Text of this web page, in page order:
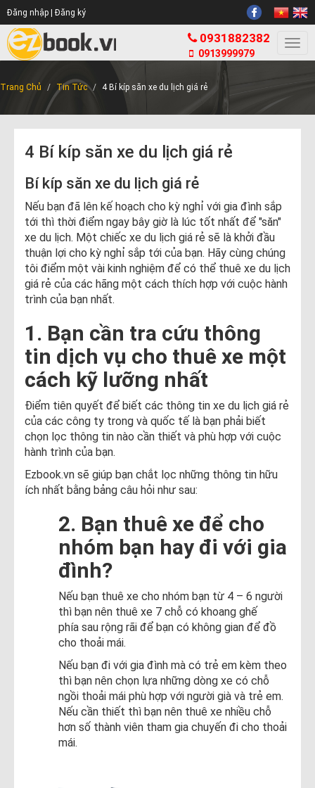
Đăng nhập | Đăng ký
0931882382
0913999979
Trang Chủ Tin Tức 4 Bí kíp săn xe du lịch giá rẻ
4 Bí kíp săn xe du lịch giá rẻ
Bí kíp săn xe du lịch giá rẻ
Nếu bạn đã lên kế hoạch cho kỳ nghỉ với gia đình sắp
tới thì thời điểm ngay bây giờ là lúc tốt nhất để "săn"
xe du lịch. Một chiếc xe du lịch giá rẻ sẽ là khởi đầu
thuận lợi cho kỳ nghỉ sắp tới của bạn. Hãy cùng chúng
tôi điểm một vài kinh nghiệm để có thể thuê xe du lịch
giá rẻ của các hãng một cách thích hợp với cuộc hành
trình của bạn nhất.
1. Bạn cần tra cứu thông
tin dịch vụ cho thuê xe một
cách kỹ lưỡng nhất
Điểm tiên quyết để biết các thông tin xe du lịch giá rẻ
của các công ty trong và quốc tế là bạn phải biết
chọn lọc thông tin nào cần thiết và phù hợp với cuộc
hành trình của bạn.
Ezbook.vn sẽ giúp bạn chắt lọc những thông tin hữu
ích nhất bằng bảng câu hỏi như sau:
2. Bạn thuê xe để cho
nhóm bạn hay đi với gia
đình?
Nếu bạn thuê xe cho nhóm bạn từ 4 – 6 người
thì bạn nên thuê xe 7 chỗ có khoang ghế
phía sau rộng rãi để bạn có không gian để đồ
cho thoải mái.
Nếu bạn đi với gia đình mà có trẻ em kèm theo
thì bạn nên chọn lựa những dòng xe có chỗ
ngồi thoải mái phù hợp với người già và trẻ em.
Nếu cần thiết thì bạn nên thuê xe nhiều chỗ
hơn số thành viên tham gia chuyến đi cho thoải
mái.